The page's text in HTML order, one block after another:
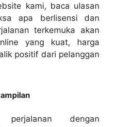
kami, baca ulasan
apa berlisensi dan
terkemuka akan
yang kuat, harga
positif dari pelanggan
dengan